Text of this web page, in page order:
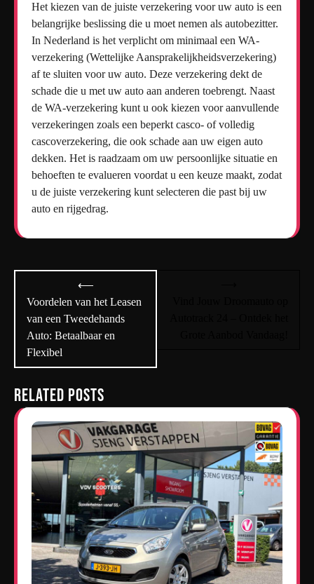
Het kiezen van de juiste verzekering voor uw auto is een
belangrijke beslissing die u moet nemen als autobezitter.
In Nederland is het verplicht om minimaal een WA-
verzekering (Wettelijke Aansprakelijkheidsverzekering)
af te sluiten voor uw auto. Deze verzekering dekt de
schade die u met uw auto aan anderen toebrengt. Naast
de WA-verzekering kunt u ook kiezen voor aanvullende
verzekeringen zoals een beperkt casco- of volledig
cascoverzekering, die ook schade aan uw eigen auto
dekken. Het is raadzaam om uw persoonlijke situatie en
behoeften te evalueren voordat u een keuze maakt, zodat
u de juiste verzekering kunt selecteren die past bij uw
auto en rijgedrag.
navigatie
⟵
Voordelen van het Leasen
van een Tweedehands
Auto: Betaalbaar en
Flexibel
Related Posts